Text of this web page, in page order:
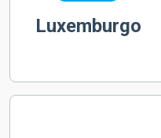
Luxemburgo